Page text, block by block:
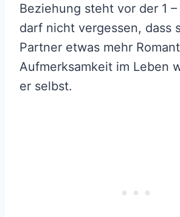
Beziehung steht vor der 1
darf nicht vergessen, dass
Partner etwas mehr
Aufmerksamkeit im Leben
er selbst.